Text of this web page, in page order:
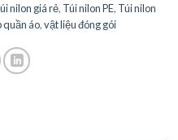
nilon giá rẻ, Túi nilon PE, Túi nilon
quần áo,vật liệu đóng gói